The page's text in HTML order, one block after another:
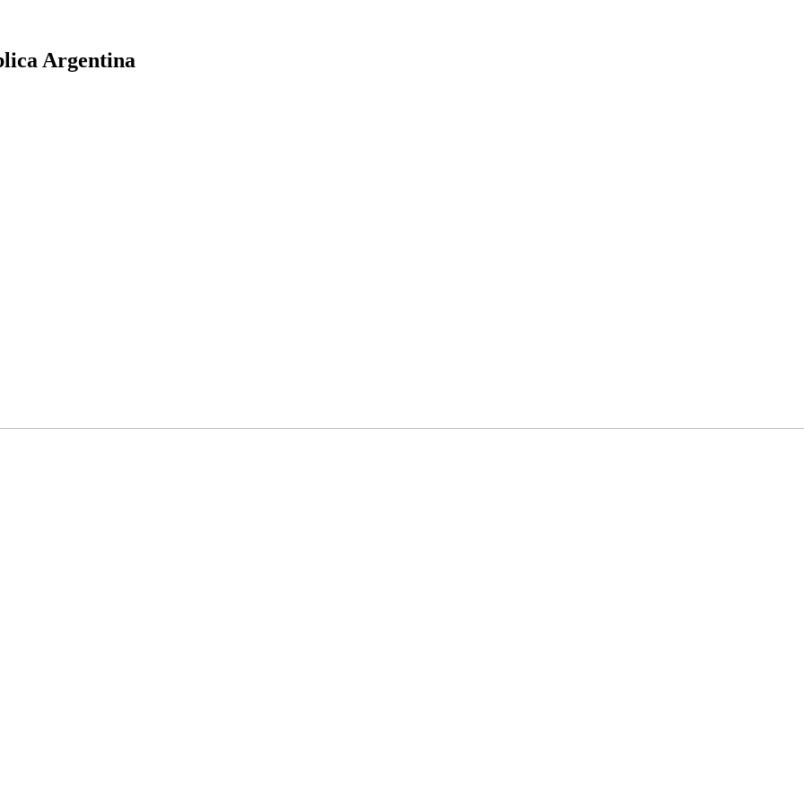
Argentina